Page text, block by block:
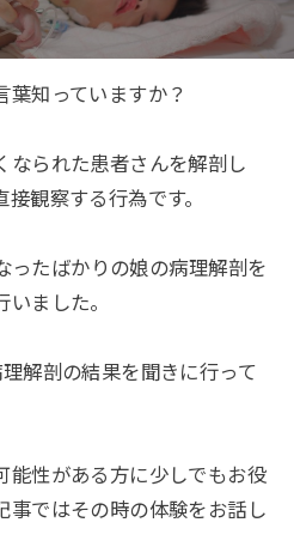
葉知っていますか？
なられた患者さんを解剖し
観察する行為です。
ったばかりの娘の病理解剖を
ました。
解剖の結果を聞きに行って
能性がある方に少しでもお役
事ではその時の体験をお話し